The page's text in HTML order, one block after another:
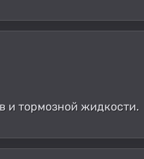
и тормозной жидкости.